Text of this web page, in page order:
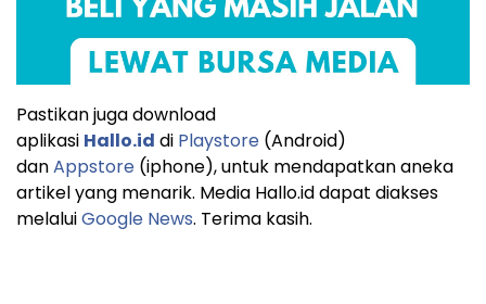
Pastikan juga download
aplikasi Hallo.id di Playstore (Android)
danAppstore (iphone), untuk mendapatkan aneka
artikel yang menarik. Media Hallo.id dapat diakses
melaluiGoogle News. Terima kasih.